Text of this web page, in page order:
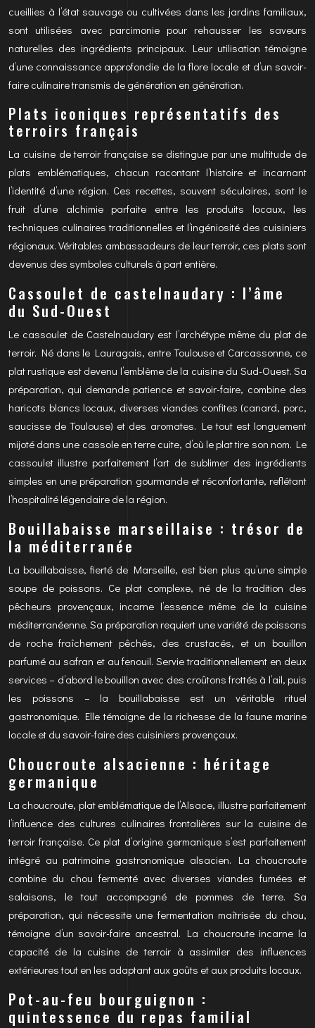
cueillies à l’état sauvage ou cultivées dans les jardins familiaux,
sont utilisées avec parcimonie pour rehausser les saveurs
naturelles des ingrédients principaux. Leur utilisation témoigne
d’une connaissance approfondie de la flore locale et d’un savoir-
faire culinaire transmis de génération en génération.
Plats iconiques représentatifs des
terroirs français
La cuisine de terroir française se distingue par une multitude de
plats emblématiques, chacun racontant l’histoire et incarnant
l’identité d’une région. Ces recettes, souvent séculaires, sont le
fruit d’une alchimie parfaite entre les produits locaux, les
techniques culinaires traditionnelles et l’ingéniosité des cuisiniers
régionaux. Véritables ambassadeurs de leur terroir, ces plats sont
devenus des symboles culturels à part entière.
Cassoulet de castelnaudary : l’âme
du Sud-Ouest
Le cassoulet de Castelnaudary est l’archétype même du plat de
terroir. Né dans le Lauragais, entre Toulouse et Carcassonne, ce
plat rustique est devenu l’emblème de la cuisine du Sud-Ouest. Sa
préparation, qui demande patience et savoir-faire, combine des
haricots blancs locaux, diverses viandes confites (canard, porc,
saucisse de Toulouse) et des aromates. Le tout est longuement
mijoté dans une cassole en terre cuite, d’où le plat tire son nom. Le
cassoulet illustre parfaitement l’art de sublimer des ingrédients
simples en une préparation gourmande et réconfortante, reflétant
l’hospitalité légendaire de la région.
Bouillabaisse marseillaise : trésor de
la méditerranée
La bouillabaisse, fierté de Marseille, est bien plus qu’une simple
soupe de poissons. Ce plat complexe, né de la tradition des
pêcheurs provençaux, incarne l’essence même de la cuisine
méditerranéenne. Sa préparation requiert une variété de poissons
de roche fraîchement pêchés, des crustacés, et un bouillon
parfumé au safran et au fenouil. Servie traditionnellement en deux
services – d’abord le bouillon avec des croûtons frottés à l’ail, puis
les poissons – la bouillabaisse est un véritable rituel
gastronomique. Elle témoigne de la richesse de la faune marine
locale et du savoir-faire des cuisiniers provençaux.
Choucroute alsacienne : héritage
germanique
La choucroute, plat emblématique de l’Alsace, illustre parfaitement
l’influence des cultures culinaires frontalières sur la cuisine de
terroir française. Ce plat d’origine germanique s’est parfaitement
intégré au patrimoine gastronomique alsacien. La choucroute
combine du chou fermenté avec diverses viandes fumées et
salaisons, le tout accompagné de pommes de terre. Sa
préparation, qui nécessite une fermentation maîtrisée du chou,
témoigne d’un savoir-faire ancestral. La choucroute incarne la
capacité de la cuisine de terroir à assimiler des influences
extérieures tout en les adaptant aux goûts et aux produits locaux.
Pot-au-feu bourguignon :
quintessence du repas familial